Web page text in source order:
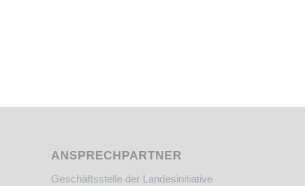
ANSPRECHPARTNER
Geschäftsstelle der Landesinitiative